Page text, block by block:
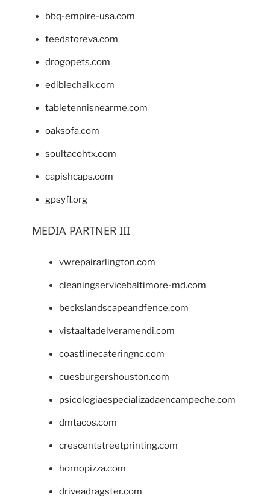
bbq-empire-usa.com
feedstoreva.com
drogopets.com
ediblechalk.com
tabletennisnearme.com
oaksofa.com
soultacohtx.com
capishcaps.com
gpsyfl.org
MEDIA PARTNER III
vwrepairarlington.com
cleaningservicebaltimore-md.com
beckslandscapeandfence.com
vistaaltadelveramendi.com
coastlinecateringnc.com
cuesburgershouston.com
psicologiaespecializadaencampeche.com
dmtacos.com
crescentstreetprinting.com
hornopizza.com
driveadragster.com